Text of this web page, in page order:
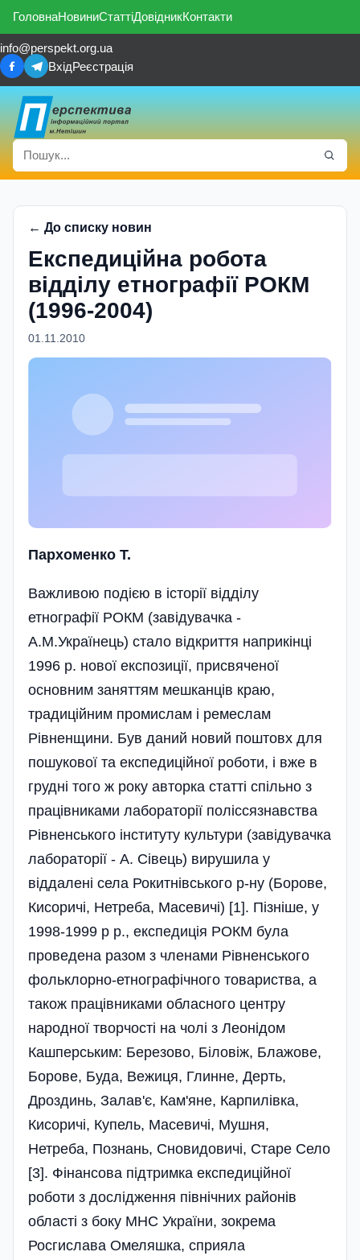
ГоловнаНовиниСтаттіДовідникКонтакти
info@perspekt.org.ua
ВхідРеєстрація
← До списку новин
Експедиційна робота
відділу етнографії РОКМ
(1996-2004)
01.11.2010
Пархоменко Т.
Важливою подією в історії відділу
етнографії РОКМ (завідувачка -
А.М.Українець) стало відкриття наприкінці
1996 р. нової експозиції, присвяченої
основним заняттям мешканців краю,
традиційним промислам і ремеслам
Рівненщини. Був даний новий поштовх для
пошукової та експедиційної роботи, і вже в
грудні того ж року авторка статті спільно з
працівниками лабораторії поліссязнавства
Рівненського інституту культури (завідувачка
лабораторії - А. Сівець) вирушила у
віддалені села Рокитнівського р-ну (Борове,
Кисоричі, Нетреба, Масевичі) [1]. Пізніше, у
1998-1999 p p., експедиція РОКМ була
проведена разом з членами Рівненського
фольклорно-етнографічного товариства, а
також працівниками обласного центру
народної творчості на чолі з Леонідом
Кашперським: Березово, Біловіж, Блажове,
Борове, Буда, Вежиця, Глинне, Дерть,
Дроздинь, Залав'є, Кам'яне, Карпилівка,
Кисоричі, Купель, Масевичі, Мушня,
Нетреба, Познань, Сновидовичі, Старе Село
[3]. Фінансова підтримка експедиційної
роботи з дослідження північних районів
області з боку МНС України, зокрема
Росгислава Омеляшка, сприяла